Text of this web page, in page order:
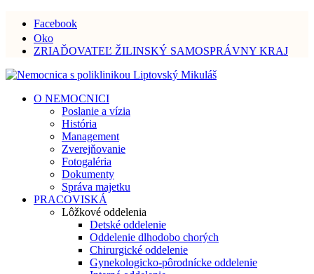
Facebook
Oko
ZRIAĎOVATEĽ ŽILINSKÝ SAMOSPRÁVNY KRAJ
O NEMOCNICI
Poslanie a vízia
História
Management
Zverejňovanie
Fotogaléria
Dokumenty
Správa majetku
PRACOVISKÁ
Lôžkové oddelenia
Detské oddelenie
Oddelenie dlhodobo chorých
Chirurgické oddelenie
Gynekologicko-pôrodnícke oddelenie